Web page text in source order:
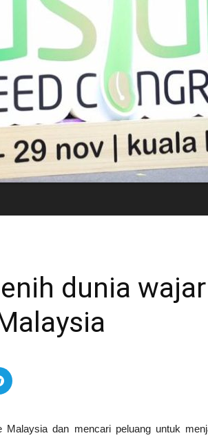
dunia wajar
dan mencari peluang untuk